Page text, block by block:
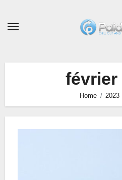
février
Home 2023